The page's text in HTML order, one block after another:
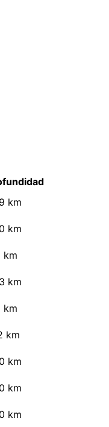
km
km
km
km
km
km
km
km
km